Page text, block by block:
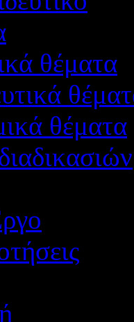
θέματα
θέματα